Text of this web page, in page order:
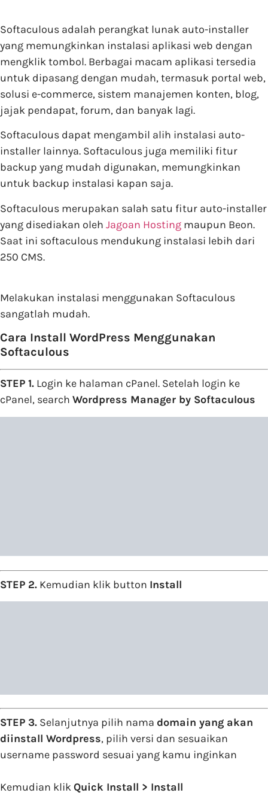
Softaculous adalah perangkat lunak auto-installer
yang memungkinkan instalasi aplikasi web dengan
mengklik tombol. Berbagai macam aplikasi tersedia
untuk dipasang dengan mudah, termasuk portal web,
solusi e-commerce, sistem manajemen konten, blog,
jajak pendapat, forum, dan banyak lagi.
Softaculous dapat mengambil alih instalasi auto-
installer lainnya. Softaculous juga memiliki fitur
backup yang mudah digunakan, memungkinkan
untuk backup instalasi kapan saja.
Softaculous merupakan salah satu fitur auto-installer
yang disediakan oleh Jagoan Hosting maupun Beon.
Saat ini softaculous mendukung instalasi lebih dari
250 CMS.
Melakukan instalasi menggunakan Softaculous
sangatlah mudah.
Cara Install WordPress Menggunakan
Softaculous
STEP 1. Login ke halaman cPanel. Setelah login ke
cPanel, search Wordpress Manager by Softaculous
STEP 2. Kemudian klik button Install
STEP 3. Selanjutnya pilih nama domain yang akan
diinstall Wordpress, pilih versi dan sesuaikan
username password sesuai yang kamu inginkan
Kemudian klikQuick Install > Install